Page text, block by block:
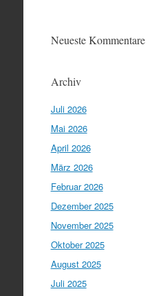
Neueste Kommentare
Archiv
Juli 2026
Mai 2026
April 2026
März 2026
Februar 2026
Dezember 2025
November 2025
Oktober 2025
August 2025
Juli 2025